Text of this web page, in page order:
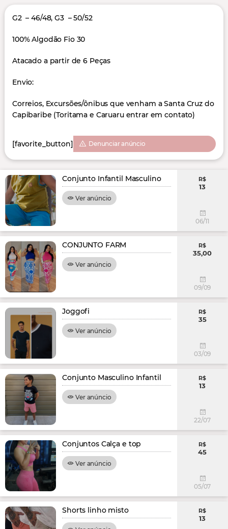
G2 – 46/48, G3 – 50/52
100% Algodão Fio 30
Atacado a partir de 6 Peças
Envio:
Correios, Excursões/ônibus que venham a Santa Cruz do
Capibaribe (Toritama e Caruaru entrar em contato)
[favorite_button] Denunciar anúncio
Conjunto Infantil Masculino
Ver anúncio
R$
13
06/11
CONJUNTO FARM
Ver anúncio
R$
35,00
09/09
Joggofi
Ver anúncio
R$
35
03/09
Conjunto Masculino Infantil
Ver anúncio
R$
13
22/07
Conjuntos Calça e top
Ver anúncio
R$
45
05/07
Shorts linho misto R$
13